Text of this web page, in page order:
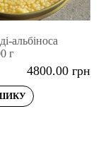
альбіноса
г
4800.00 грн